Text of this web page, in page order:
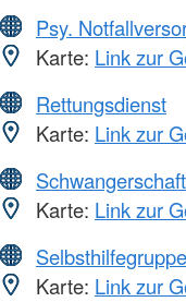
Psy.
Karte: Link zur
Rettungsdienst
Karte: Link zur
Karte: Link zur
Karte: Link zur